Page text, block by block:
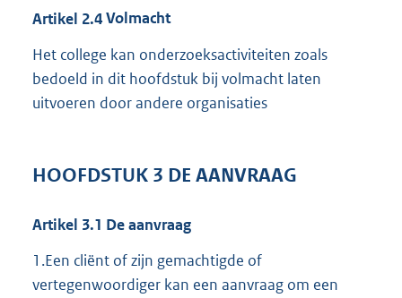
Artikel 2.4Volmacht
Het college kan onderzoeksactiviteiten zoals
bedoeld in dit hoofdstuk bij volmacht laten
uitvoeren door andere organisaties
HOOFDSTUK 3 DE AANVRAAG
Artikel 3.1 De aanvraag
1.Een cliënt of zijn gemachtigde of
vertegenwoordiger kan een aanvraag om een